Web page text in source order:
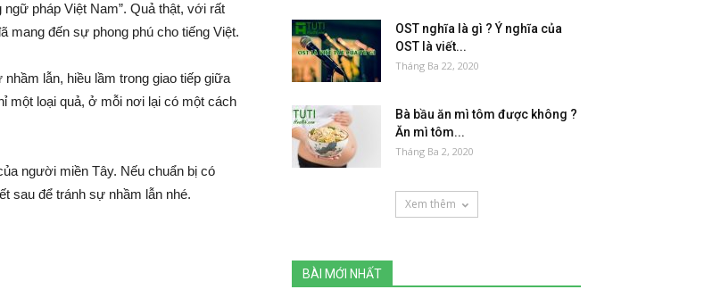
pháp Việt Nam”. Quả thật, với rất
mang đến sự phong phú cho tiếng Việt.
lẫn, hiều lầm trong giao tiếp giữa
một loại quả, ở mỗi nơi lại có một cách
người miền Tây. Nếu chuẩn bị có
sau để tránh sự nhầm lẫn nhé.
OST nghĩa là gì ? Ý nghĩa của
OST là viết...
Tháng Ba 22, 2020
Bà bầu ăn mì tôm được không ?
Ăn mì tôm...
Tháng Ba 2, 2020
Xem thêm
BÀI MỚI NHẤT